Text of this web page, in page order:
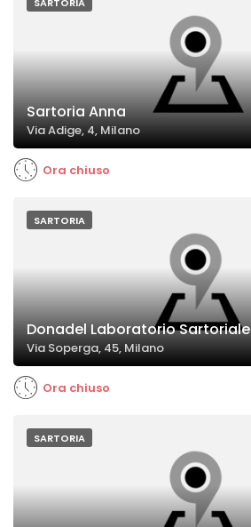
Sartoria Anna
Via Adige, 4, Milano
Ora chiuso
SARTORIA
Donadel Laboratorio Sartoriale
Via Soperga, 45, Milano
Ora chiuso
SARTORIA